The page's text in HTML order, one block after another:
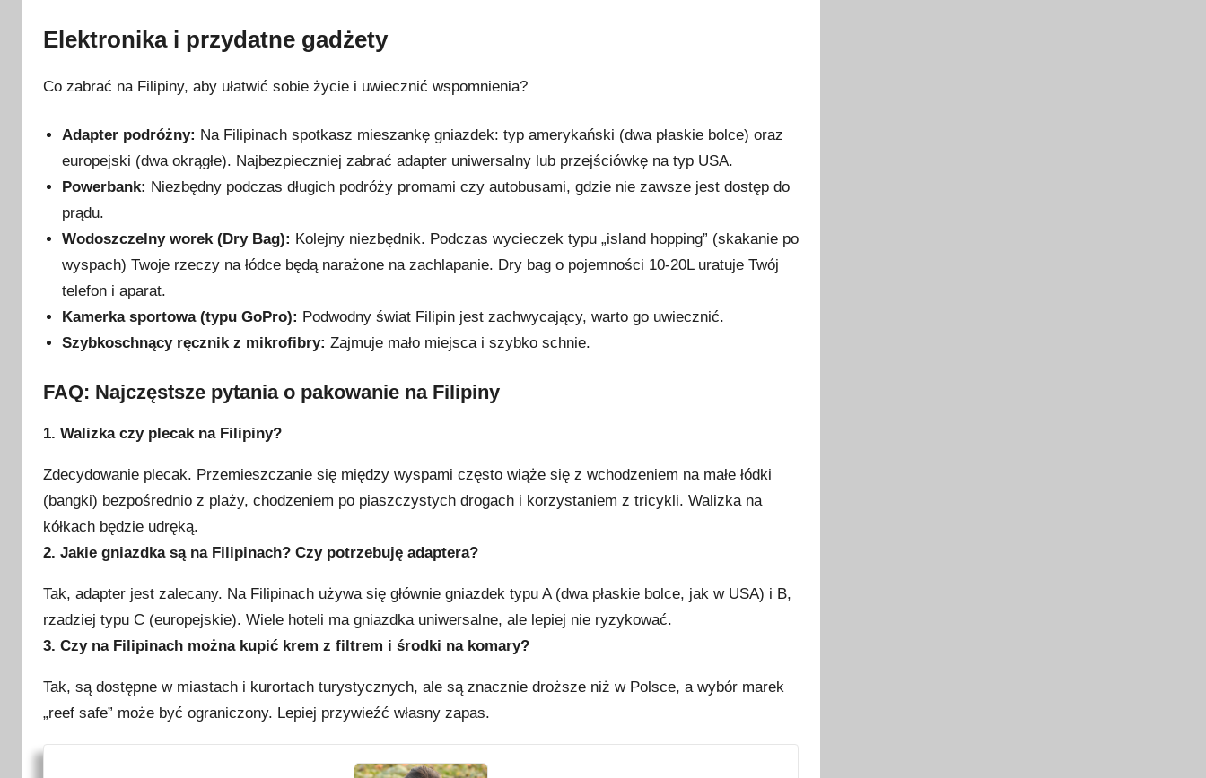
Elektronika i przydatne gadżety
Co zabrać na Filipiny, aby ułatwić sobie życie i uwiecznić wspomnienia?
Adapter podróżny: Na Filipinach spotkasz mieszankę gniazdek: typ amerykański (dwa płaskie bolce) oraz
europejski (dwa okrągłe). Najbezpieczniej zabrać adapter uniwersalny lub przejściówkę na typ USA.
Powerbank: Niezbędny podczas długich podróży promami czy autobusami, gdzie nie zawsze jest dostęp do
prądu.
Wodoszczelny worek (Dry Bag): Kolejny niezbędnik. Podczas wycieczek typu „island hopping” (skakanie po
wyspach) Twoje rzeczy na łódce będą narażone na zachlapanie. Dry bag o pojemności 10-20L uratuje Twój
telefon i aparat.
Kamerka sportowa (typu GoPro): Podwodny świat Filipin jest zachwycający, warto go uwiecznić.
Szybkoschnący ręcznik z mikrofibry: Zajmuje mało miejsca i szybko schnie.
FAQ: Najczęstsze pytania o pakowanie na Filipiny
1. Walizka czy plecak na Filipiny?
Zdecydowanie plecak. Przemieszczanie się między wyspami często wiąże się z wchodzeniem na małe łódki
(bangki) bezpośrednio z plaży, chodzeniem po piaszczystych drogach i korzystaniem z tricykli. Walizka na
kółkach będzie udręką.
2. Jakie gniazdka są na Filipinach? Czy potrzebuję adaptera?
Tak, adapter jest zalecany. Na Filipinach używa się głównie gniazdek typu A (dwa płaskie bolce, jak w USA) i B,
rzadziej typu C (europejskie). Wiele hoteli ma gniazdka uniwersalne, ale lepiej nie ryzykować.
3. Czy na Filipinach można kupić krem z filtrem i środki na komary?
Tak, są dostępne w miastach i kurortach turystycznych, ale są znacznie droższe niż w Polsce, a wybór marek
„reef safe” może być ograniczony. Lepiej przywieźć własny zapas.